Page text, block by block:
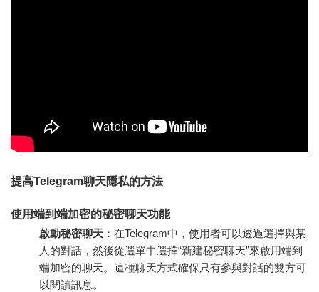
提高Telegram聊天隱私的方法
使用端到端加密的秘密聊天功能
啟動秘密聊天 ：在Telegram中，使用者可以透過選擇與某
人的對話，然後從選單中選擇“新建秘密聊天”來啟用端到
端加密的聊天。這種聊天方式確保只有參與對話的雙方可
以閱讀訊息。